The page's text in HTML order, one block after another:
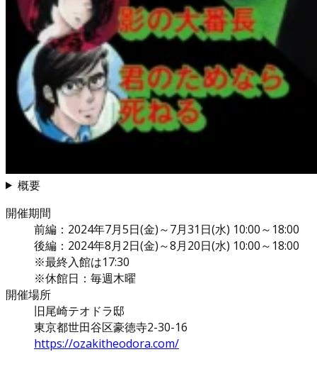
概要
開催期間
前編：2024年7月5日(金)～7月31日(水) 10:00～18:00
後編：2024年8月2日(金)～8月20日(水) 10:00～18:00
※最終入館は17:30
※休館日：毎週木曜
開催場所
旧尾崎テオドラ邸
東京都世田谷区豪徳寺2-30-16
https://ozakitheodora.com/